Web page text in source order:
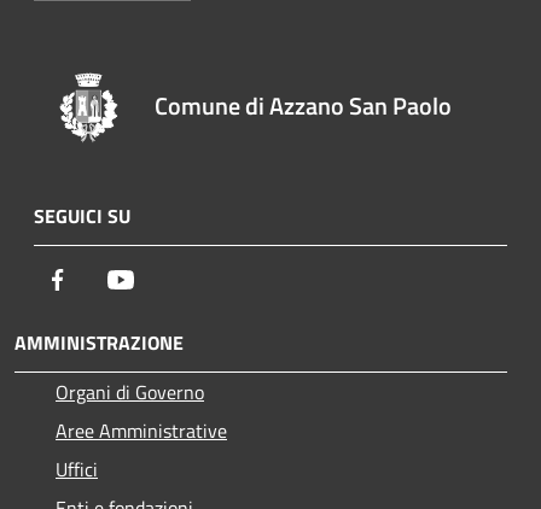
Comune di Azzano San Paolo
SEGUICI SU
Facebook
AMMINISTRAZIONE
Organi di Governo
Aree Amministrative
Uffici